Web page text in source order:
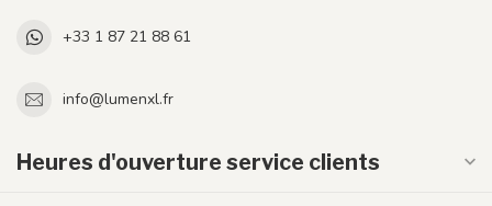
+33 1 87 21 88 61
info@lumenxl.fr
Heures d'ouverture service clients